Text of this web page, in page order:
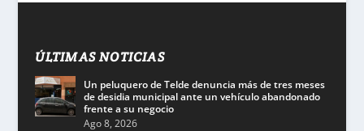
ÚLTIMAS NOTICIAS
Un peluquero de Telde denuncia más de tres meses
de desidia municipal ante un vehículo abandonado
frente a su negocio
Ago 8, 2026